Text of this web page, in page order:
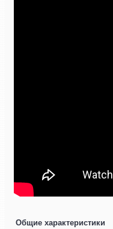
Общие характеристики